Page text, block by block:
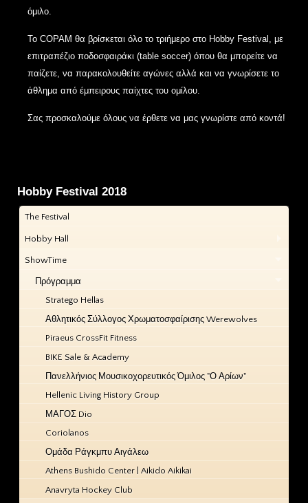
όμιλο.
Το COPAM θα βρίσκεται όλο το τριήμερο στο Hobby Festival, με
επιτραπέζιο ποδoσφαιράκι (table soccer) όπου θα μπορείτε να
παίζετε, να παρακολουθείτε αγώνες αλλά και να γνωρίσετε το
άθλημα από έμπειρους παίχτες του ομίλου.
Σας προσκαλούμε όλους να έρθετε να μας γνωρίστε από κοντά!
Hobby Festival 2018
The Festival
Hobby Hall
ShowTime
Πρόγραμμα
Stratego Hellas
Αθλητικός Σύλλογος Χρωματοσφαίρισης Werewolves
Piraeus CrossFit Fitness
BIKE Sale & Academy
Πανελλήνιος Μουσικοχορευτικός Όμιλος "Ο Αρίων"
Hellenic Living History Group
ΜΑΓΟΣ Dio
Coriolanos
Ομάδα Ράγκμπυ Αιγάλεω
Athens Bushido Center | Aikido Aikikai
Anavryta Hockey Club